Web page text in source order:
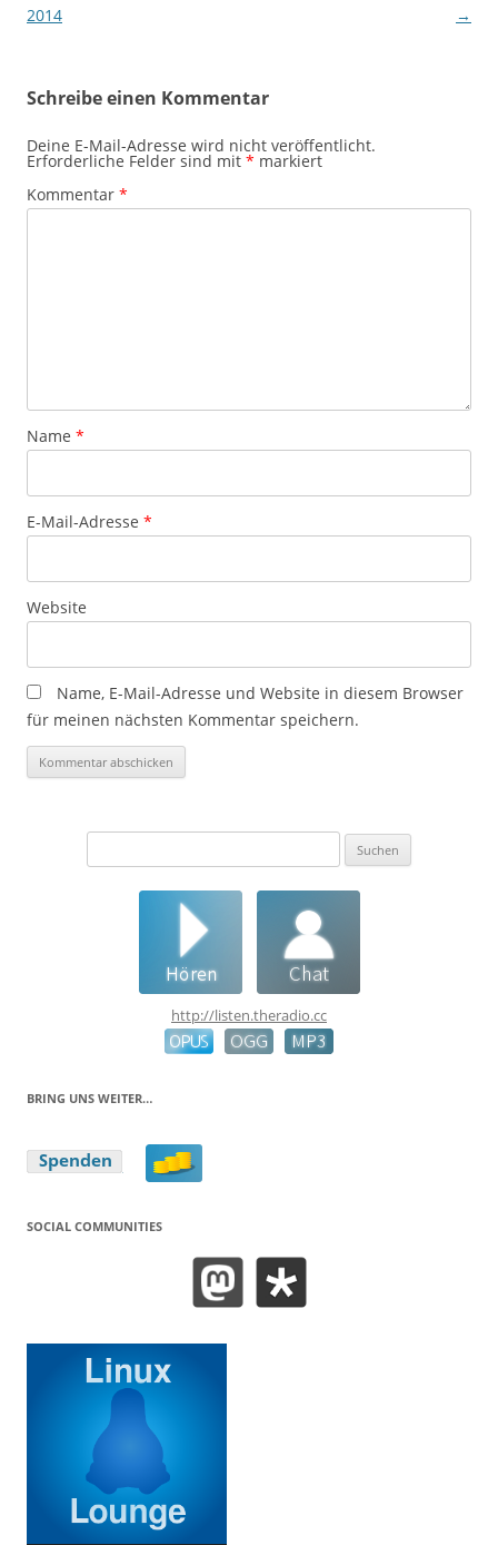
2014 →
Schreibe einen Kommentar
Deine E-Mail-Adresse wird nicht veröffentlicht.
Erforderliche Felder sind mit * markiert
Kommentar *
Name *
E-Mail-Adresse *
Website
Name, E-Mail-Adresse und Website in diesem Browser
für meinen nächsten Kommentar speichern.
http://listen.theradio.cc
BRING UNS WEITER…
SOCIAL COMMUNITIES